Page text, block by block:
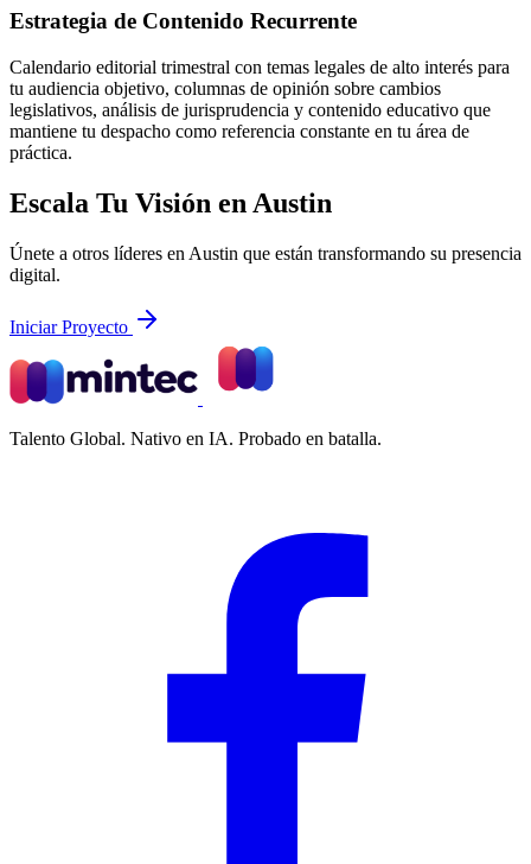
Estrategia de Contenido Recurrente
Calendario editorial trimestral con temas legales de alto interés para
tu audiencia objetivo, columnas de opinión sobre cambios
legislativos, análisis de jurisprudencia y contenido educativo que
mantiene tu despacho como referencia constante en tu área de
práctica.
Escala Tu Visión en Austin
Únete a otros líderes en Austin que están transformando su presencia
digital.
Iniciar Proyecto
Talento Global. Nativo en IA. Probado en batalla.